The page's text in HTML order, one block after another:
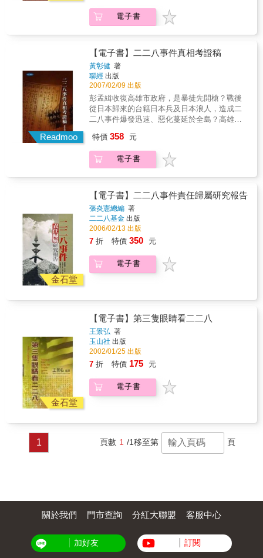
盡一己之力去實踐自己的理想，而非站在中國
之外空言批評。 在過去數十年裡，像陳逸松這
樣勇於追求個人理想的生命史，並不容易被台
錄（戰後篇）：放膽兩岸波濤路》是第一部詳
細呈現他後半生抉擇與行動的回憶錄，這樣一
本書，確實有助於我們深入理解戰後台海兩岸
史中許多陌生的面向。
爆炸案）」牽連，開始受到警備總部嚴密監
視，1972年前往日本、美國；1973年受中華人
民共和昨總理周恩來之邀訪問中國，隨後留下
刑事訴訟法等多部法律的修訂工作；1983年離
開中國赴美定居。 陳逸松為中共政權服務，使
其成為海外黑名單，長期不能回到台灣，直到
解嚴後的1997年才再度踏上故土，三年後辭世
於美國休斯頓。 評論這樣的一生，是非常不容
易的事情。最適切的解答就是「人道主義」。
陳逸松關心的是為被壓迫者爭取自由，在這樣
的原則下，他坦然與中國共產黨合作，無論是
協助修訂憲法或者刑事訴訟法等法令，其出發
和實際施行的狀況有多大的落差，陳逸松只是
盡一己之力去實踐自己的理想，而非站在中國
之外空言批評。 在過去數十年裡，像陳逸松這
灣社會知曉，更不用說是理解。《陳逸松回憶
錄（戰後篇）：放膽兩岸波濤路》是第一部詳
細呈現他後半生抉擇與行動的回憶錄，這樣一
本書，確實有助於我們深入理解戰後台海兩岸
史中許多陌生的面向。
回來干擾，甚至到今日。因此，我們有必要重
訪二二八記憶形成的過程，在此論述中則是透
過當代藝術的途徑，謹慎地找出它作為一種創
事件。同時，筆者也想指出，透過二二八紀念
活動和歷史化所形構的新台灣國家論述，事實
上是父權下的產物，具有非常嚴格的邊界，它
讓台灣對二二八事件中菁英男性受難者以外的
女性和其他人完全被遺忘，或是被短暫地紀
念，然後很快地又被遺忘。創傷的力量來自於
佛洛伊德所發現的機制，這機制不僅造成個人
所影響，亦即：早期創傷&mdash;&mdash;潛
伏&mdash;&mdash;防衛&mdash;&mdash;精
神官能症&mdash;&mdash;受壓抑的局部復
筆者的建議則是，二二八事件具有創傷的性
質，只有透過見證和聆聽創傷，這個創傷的循
環才有可能轉變。 本書特色 一、首部以針對二
二八事件與紀念美展所呈現的藝術、文學作品
的美學實踐，爬梳當代台灣國族和文化認同與
主體性的專論。 二、批判現行普遍的「紀念」
形式與困境，提出應具有更深沉的文化意義與
企圖，以及理解二二八事件歷史化的脈絡與發
了精神分析學的「創傷理論」，並從女性主義
二八事件中消失了的女性主體。
黑彭孟緝？二二八事件發生已六十年，這一道
歷史的傷痕，迄今仍影響全台灣，甚至海峽兩
院士黃彰健先生，以多年來收集的珍貴歷史文
件，還原了歷史真相，於二二八事件六十週年
之際，完成本書。
電子書
Readmoo
【電子書】二二八事件真相考證稿
黃彰健 著
聯經 出版
2007/02/09 出版
彭孟緝收復高雄市政府，是暴徒先開槍？戰後
從日本歸來的台籍日本兵及日本浪人，造成二
二八事件爆發迅速、惡化蔓延於全島？高雄歷
灣人民？《二二八事件研究報告》定本存心抹
黑彭孟緝？二二八事件發生已六十年，這一道
歷史的傷痕，迄今仍影響全台灣，甚至海峽兩
院士黃彰健先生，以多年來收集的珍貴歷史文
件，還原了歷史真相，於二二八事件六十週年
之際，完成本書。
特價 358 元
電子書
金石堂
【電子書】二二八事件責任歸屬研究報告
張炎憲總編 著
二二八基金 出版
2006/02/13 出版
7 折 特價 350 元
電子書
金石堂
【電子書】第三隻眼睛看二二八
王景弘 著
玉山社 出版
2002/01/25 出版
7 折 特價 175 元
電子書
1 頁數 1 /1移至第 頁
關於我們 門市查詢 分紅大聯盟 客服中心
加好友 訂閱